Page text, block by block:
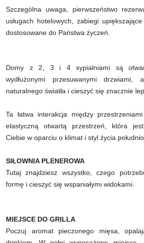
Szczególna uwaga, pierwszeństwo
usługach hotelowych, zabiegi
dostosowane do Państwa życzeń.
Domy z 2, 3 i 4 sypialniami są
wydłużonymi przesuwanymi drzwiami,
naturalnego światła i cieszyć się znacznie
Ta łatwa interakcja między
elastyczną otwartą przestrzeń, która
Ciebie w oparciu o klimat i styl życia
SIŁOWNIA PLENEROWA
Tutaj znajdziesz wszystko, czego
formę i cieszyć się wspaniałymi widokami.
MIEJSCE DO GRILLA
Poczuj aromat pieczonego mięsa,